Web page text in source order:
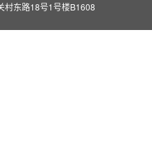
村东路18号1号楼B1608